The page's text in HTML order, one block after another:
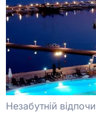
Незабутній